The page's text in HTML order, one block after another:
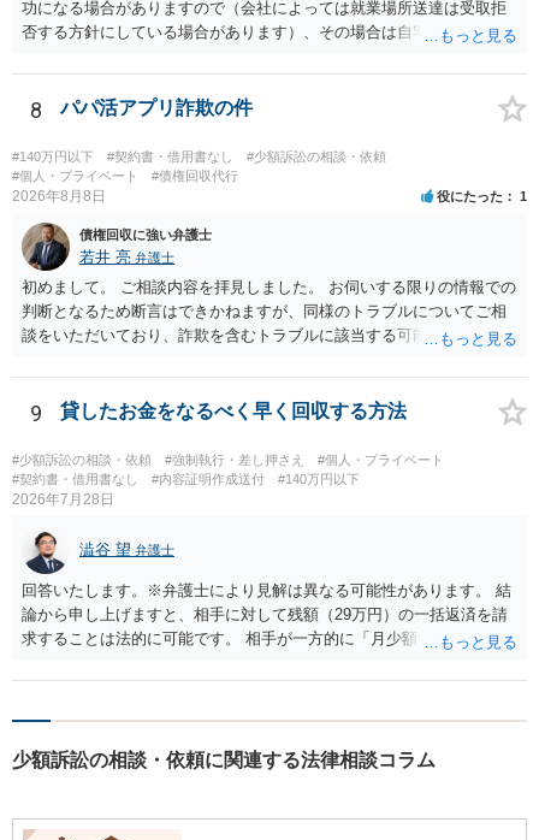
功になる場合がありますので（会社によっては就業場所送達は受取拒
否する方針にしている場合があります）、その場合は自宅の住所調査
8 パパ活アプリ詐欺の件
#140万円以下 #契約書・借用書なし
#少額訴訟の相談・依頼
#個人・プライベート
#債権回収代行
2026年8月8日 役にたった 1
債権回収に強い弁護士
若井 亮 弁護士
初めまして。 ご相談内容を拝見しました。 お伺いする限りの情報での
判断となるため断言はできかねますが、同様のトラブルについてご相
談をいただいており、詐欺を含むトラブルに該当する可能性があるで
ります。 お金を渡した方法が現金手渡しではなく、指定口座への振込
であるならば、相手方の身元を特定できる可能性もあるでしょう。 い
お勧めします。
9 貸したお金をなるべく早く回収する方法
#少額訴訟の相談・依頼 #強制執行・差し押さえ
#個人・プライベート
#契約書・借用書なし
#内容証明作成送付 #140万円以下
2026年7月28日
澁谷 望 弁護士
回答いたします。※弁護士により見解は異なる可能性があります。 結
論から申し上げますと、相手に対して残額（29万円）の一括返済を請
求することは法的に可能です。 相手が一方的に「月少額ずつ返す」と
は成立していません。当初の返済期日も過ぎているため、一括返済を
払いには同意していないため、残額の一括払いを求める」旨を明確に
まず本名や住所の特定を進めてください。 相手が購入した高額商品
少額訴訟の相談・依頼に関連する法律相談コラム